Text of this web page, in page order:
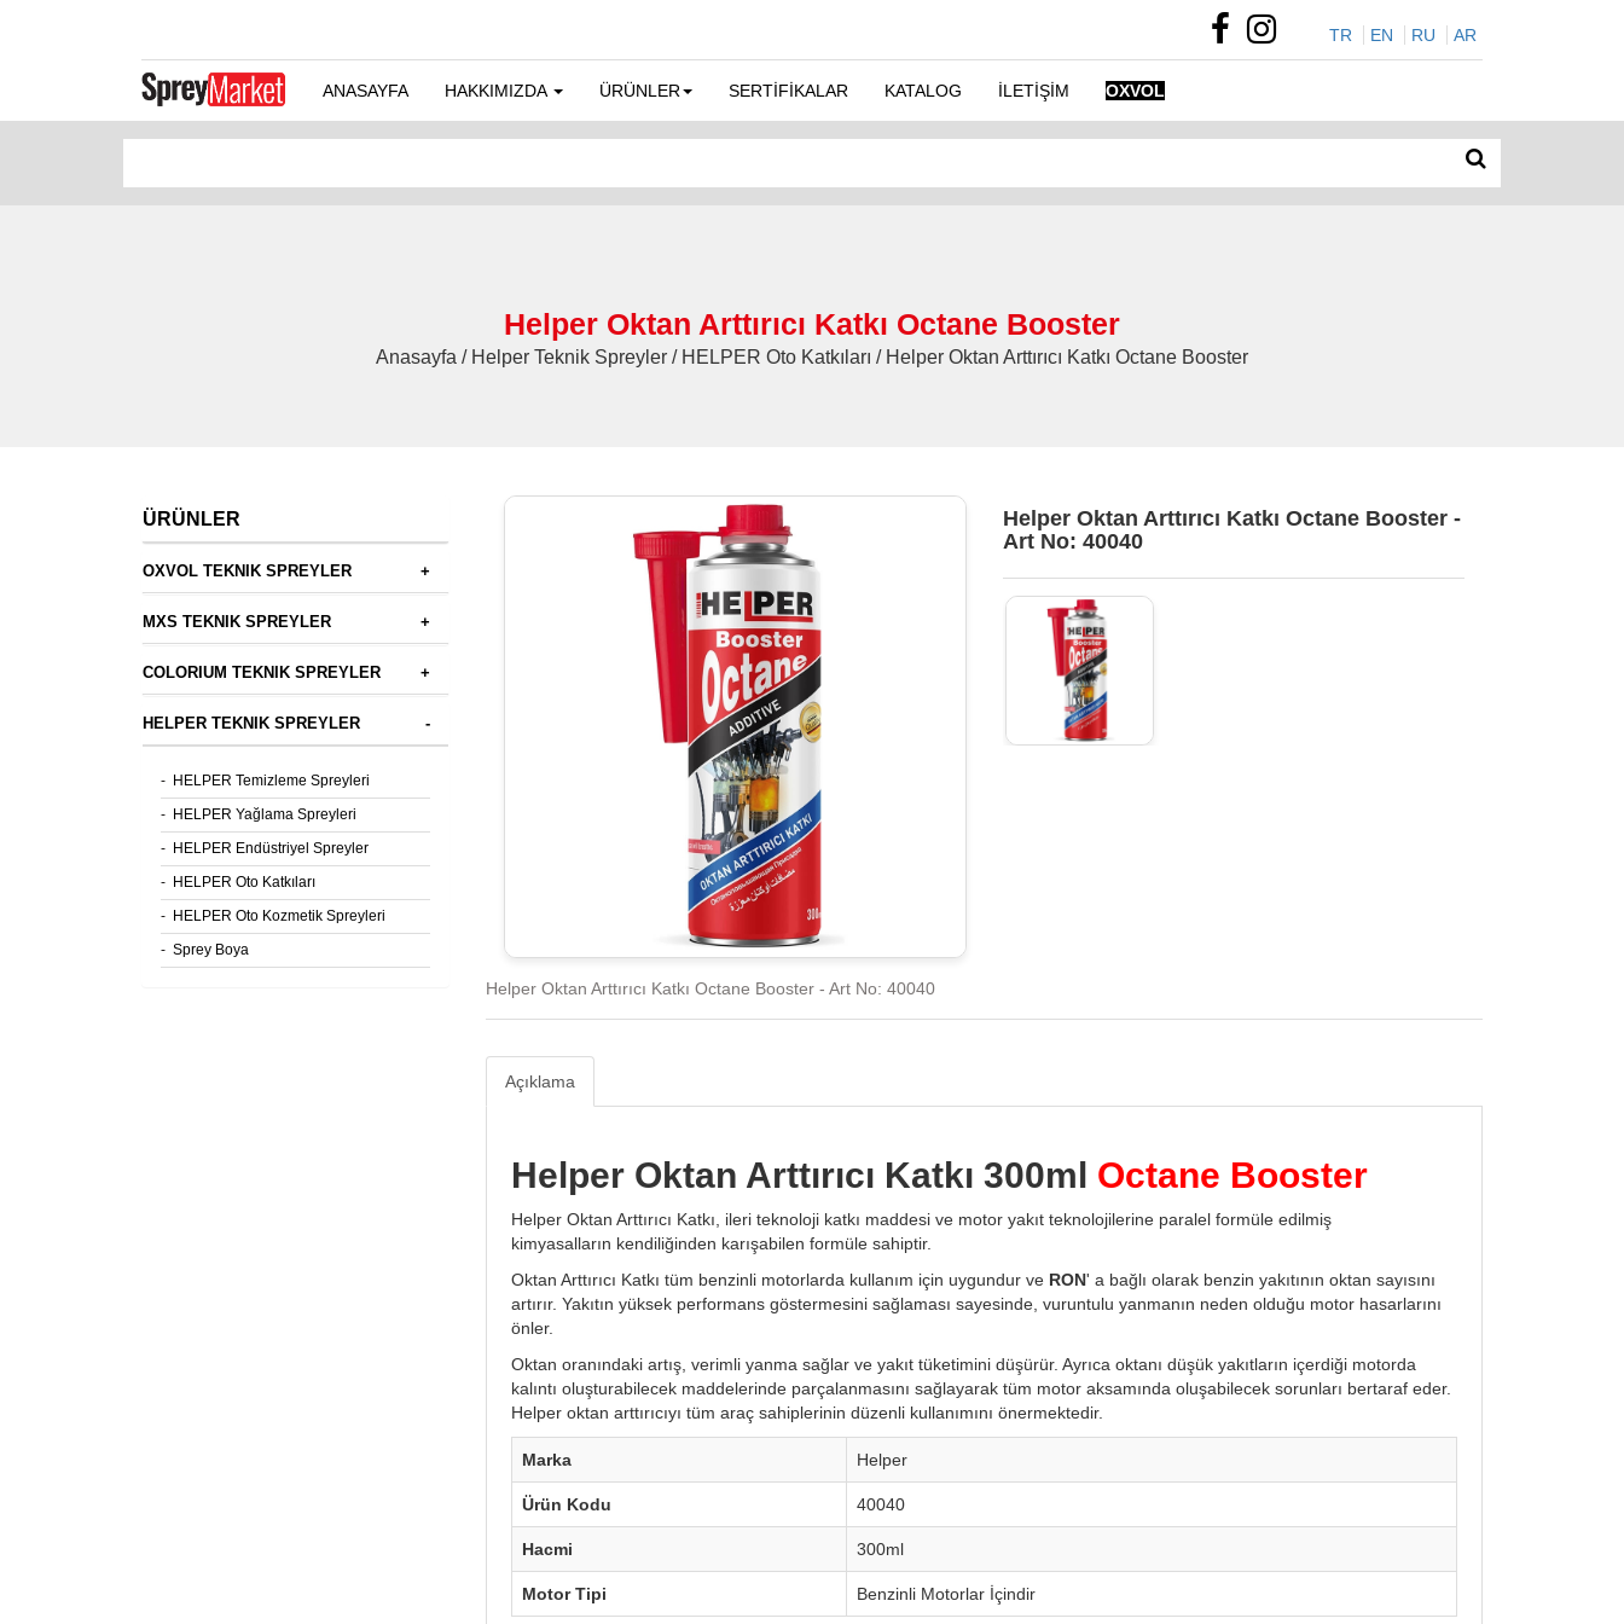
TR EN RU AR
ANASAYFA HAKKIMIZDA ÜRÜNLER SERTİFİKALAR KATALOG İLETİŞİM OXVOL
Helper Oktan Arttırıcı Katkı Octane Booster
Anasayfa / Helper Teknik Spreyler / HELPER Oto Katkıları / Helper Oktan Arttırıcı Katkı Octane Booster
ÜRÜNLER
+
OXVOL TEKNIK SPREYLER
+
MXS TEKNIK SPREYLER
+
COLORIUM TEKNIK SPREYLER
-
HELPER TEKNIK SPREYLER
- HELPER Temizleme Spreyleri
- HELPER Yağlama Spreyleri
- HELPER Endüstriyel Spreyler
- HELPER Oto Katkıları
- HELPER Oto Kozmetik Spreyleri
- Sprey Boya
Helper Oktan Arttırıcı Katkı Octane Booster -
Art No: 40040
Helper Oktan Arttırıcı Katkı Octane Booster - Art No: 40040
Açıklama
Helper Oktan Arttırıcı Katkı 300ml Octane Booster​
Helper Oktan Arttırıcı Katkı, ileri teknoloji katkı maddesi ve motor yakıt teknolojilerine paralel formüle edilmiş
kimyasalların kendiliğinden karışabilen formüle sahiptir.
Oktan Arttırıcı Katkı tüm benzinli motorlarda kullanım için uygundur ve RON' a bağlı olarak benzin yakıtının oktan sayısını
artırır. Yakıtın yüksek performans göstermesini sağlaması sayesinde, vuruntulu yanmanın neden olduğu motor hasarlarını
önler.
Oktan oranındaki artış, verimli yanma sağlar ve yakıt tüketimini düşürür. Ayrıca oktanı düşük yakıtların içerdiği motorda
kalıntı oluşturabilecek maddelerinde parçalanmasını sağlayarak tüm motor aksamında oluşabilecek sorunları bertaraf eder.
Helper oktan arttırıcıyı tüm araç sahiplerinin düzenli kullanımını önermektedir.
Marka Helper
Ürün Kodu 40040
Hacmi 300ml
Motor Tipi Benzinli Motorlar İçindir